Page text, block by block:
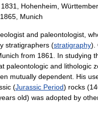
Hohenheim,
Munich
and paleontologist,
stratigraphers (stratigraphy).
from 1861. In studying
paleontologic and lithologic
mutually dependent. His
(Jurassic Period) rocks
old) was adopted by